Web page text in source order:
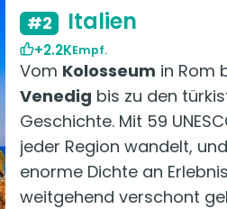
#2 Italien
+2.2KEmpf.
Vom Kolosseum in Rom
Venedig bis zu den
Geschichte. Mit 59
jeder Region wandelt,
enorme Dichte an
weitgehend verschont